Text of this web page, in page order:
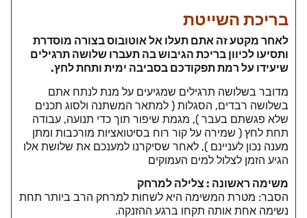
בריכת השייטת
לאחר מקטע זה אתם תעלו אל אוטובוס בצורה מוסדרת
ותסיעו לכיוון בריכת הגיבוש בה תעברו שלושה תרגילים
שיעידו על רמת תפקודכם בסביבה ימית ותחת לחץ.
מדובר בשלושה תרגילים שמגיעים על מנת לנתח אתם
בשלושה רבדים, הסגלות ( למתאר המשתנה ולסוג תכנים
שלא פגשתם בעבר ), מגמת שיפור תוך כדי תנועה, עבודה
תחת לחץ ( שמירה על קור רוח בסיטואציות מורכבות ומתן
מענה נכון לעניינם ), לאחר שסיקרנו למענכם את שלושת אלו
הגיע הזמן לצלול למים העמוקים
משימה ראשונה : צלילה למרחק
הסבר: מטרת המשימה היא לשחות למרחק הרב ביותר תחת
נשימה אחת אותה תקחו ברגע ההזנקה.